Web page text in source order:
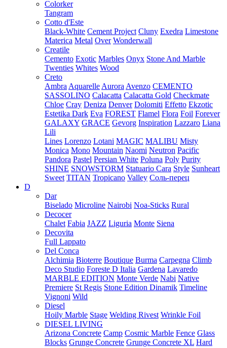
Colorker
Tangram
Cotto d'Este
Black-White Cement Project Cluny Exedra Limestone
Materica Metal Over Wonderwall
Creatile
Cemento Exotic Marbles Onyx Stone And Marble
Twenties Whites Wood
Creto
Ambra Aquarelle Aurora Avenzo CEMENTO
SASSOLINO Calacatta Calacatta Gold Checkmate
Chloe Cray Deniza Denver Dolomiti Effetto Ekzotic
Estetika Dark Eva FOREST Flamel Flora Foil Forever
GALAXY GRACE Gevorg Inspiration Lazzaro Liana
Lili
Lines Lorenzo Lotani MAGIC MALIBU Misty
Monica Mono Mountain Naomi Neutron Pacific
Pandora Pastel Persian White Poluna Poly Purity
SHINE SNOWSTORM Statuario Cara Style Sunheart
Sweet TITAN Tropicano Valley Соль-перец
D
Dar
Biselado Microline Nairobi Noa-Sticks Rural
Decocer
Chalet Fabia JAZZ Liguria Monte Siena
Decovita
Full Lappato
Del Conca
Alchimia Bioterre Boutique Burma Carpegna Climb
Deco Studio Foreste D Italia Gardena Lavaredo
MARBLE EDITION Monte Verde Nabi Native
Premiere St Regis Stone Edition Dinamik Timeline
Vignoni Wild
Diesel
Hoily Marble Stage Welding Rivest Wrinkle Foil
DIESEL LIVING
Arizona Concrete Camp Cosmic Marble Fence Glass
Blocks Grunge Concrete Grunge Concrete XL Hard